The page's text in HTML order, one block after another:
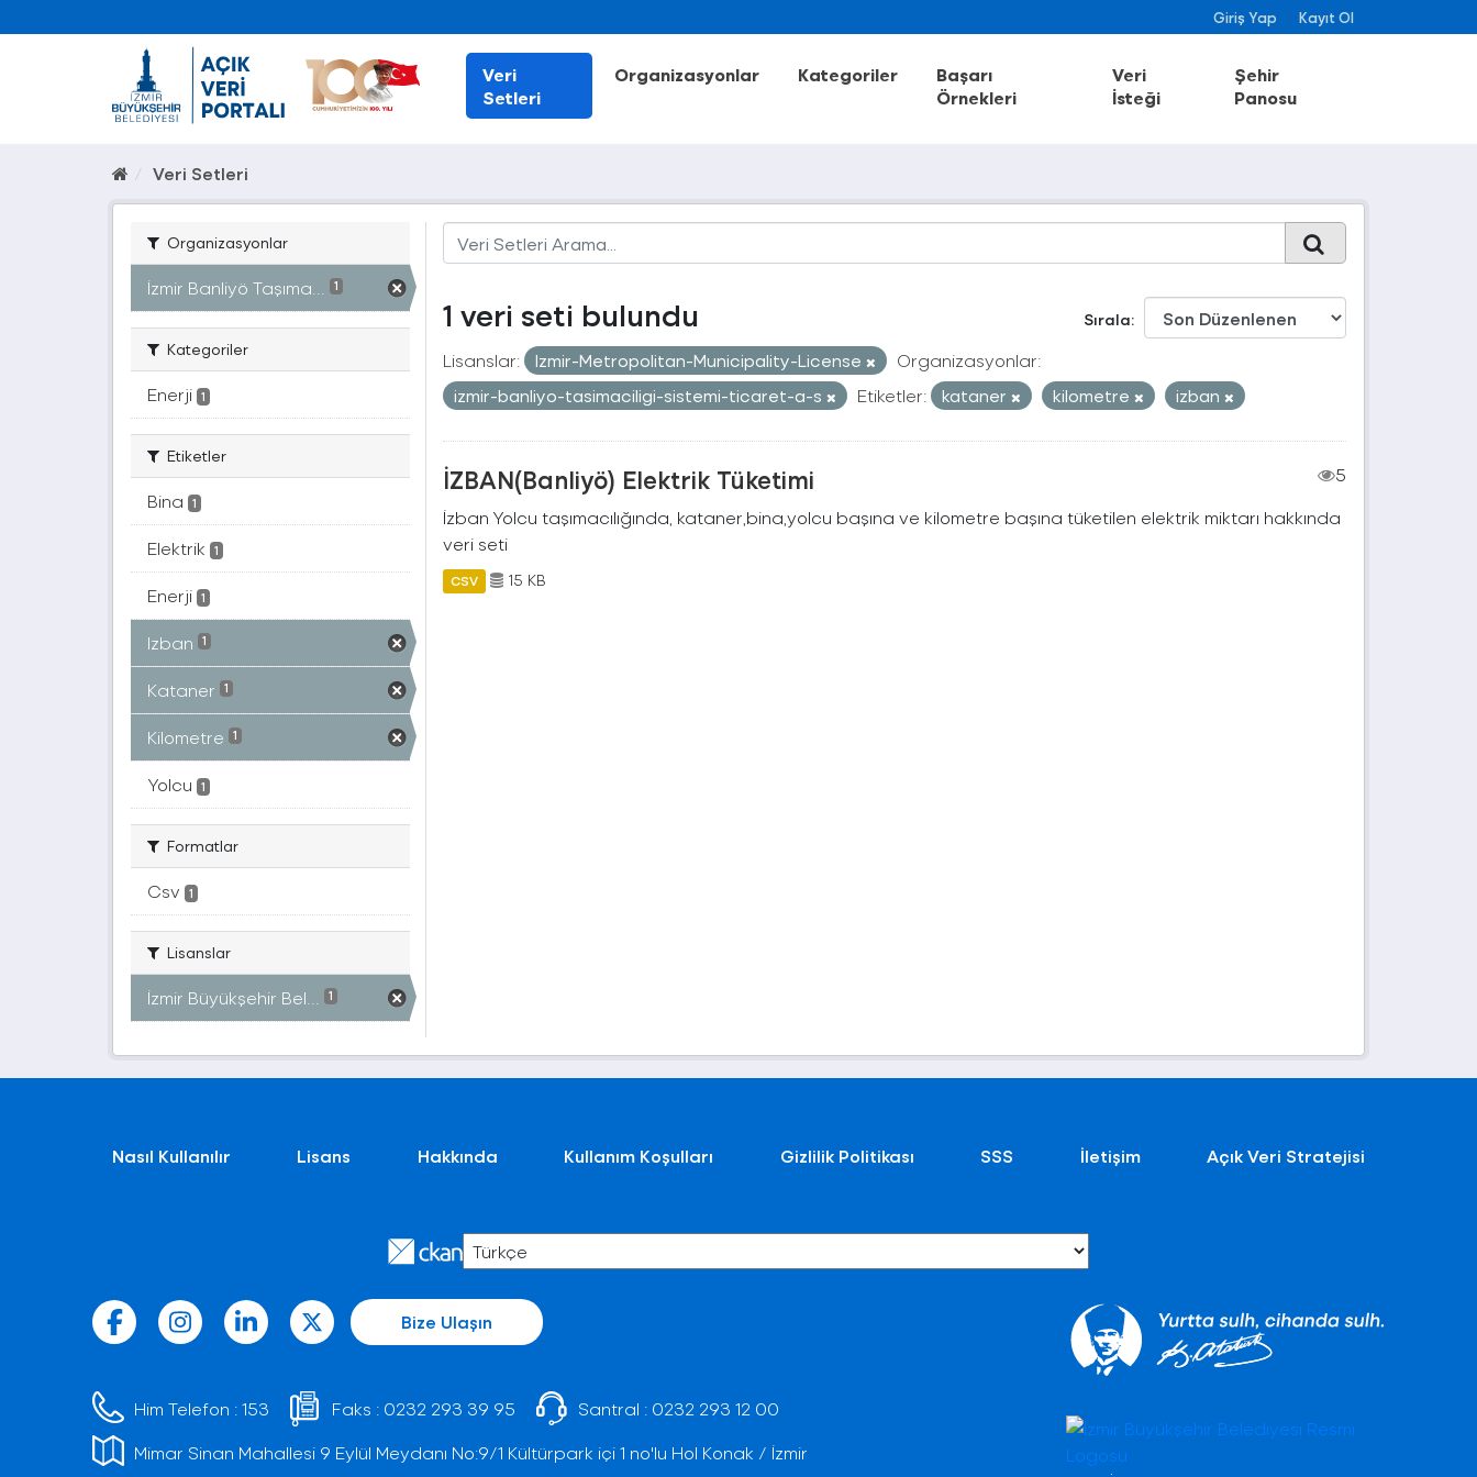
Giriş Yap Kayıt Ol
Veri
Setleri
Organizasyonlar Kategoriler
Başarı
Örnekleri
Veri
İsteği
Şehir
Panosu
Veri Setleri
Organizasyonlar
İzmir Banliyö Taşıma... 1
Kategoriler
Enerji 1
Etiketler
Bina 1
Elektrik 1
Enerji 1
Izban 1
Kataner 1
Kilometre 1
Yolcu 1
Formatlar
Csv 1
Lisanslar
İzmir Büyükşehir Bel... 1
Sırala
1 veri seti bulundu
Lisanslar: Izmir-Metropolitan-Municipality-License
Organizasyonlar:
izmir-banliyo-tasimaciligi-sistemi-ticaret-a-s
Etiketler: kataner kilometre izban
İZBAN(Banliyö) Elektrik Tüketimi
5
İzban Yolcu taşımacılığında, kataner,bina,yolcu başına ve kilometre başına tüketilen elektrik miktarı hakkında
veri seti
CSV 15 KB
Nasıl Kullanılır Lisans Hakkında Kullanım Koşulları Gizlilik Politikası SSS İletişim Açık Veri Stratejisi
Bize Ulaşın
Him Telefon :153 Faks : 0232 293 39 95 Santral : 0232 293 12 00
Mimar Sinan Mahallesi 9 Eylül Meydanı No:9/1 Kültürpark içi 1 no'lu Hol Konak / İzmir